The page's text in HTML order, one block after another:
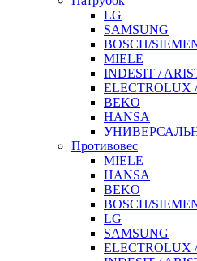
LG
SAMSUNG
BOSCH/
MIELE
INDESIT /
ELECTROLUX
BEKO
HANSA
Противовес
MIELE
HANSA
BEKO
BOSCH/
LG
SAMSUNG
ELECTROLUX